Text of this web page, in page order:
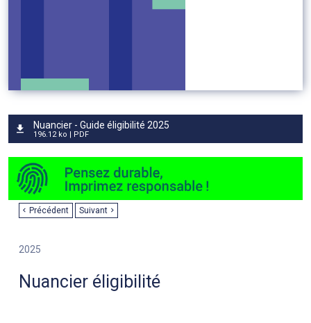
Nuancier - Guide éligibilité 2025
196.12 ko | PDF
Précédent Suivant
2025
Nuancier éligibilité